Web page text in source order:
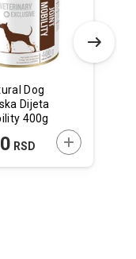
Dog
Dijeta
400g
RSD DODAJTE U